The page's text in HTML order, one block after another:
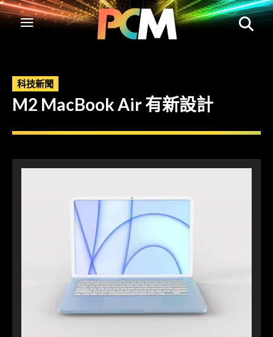
科技新聞
M2 MacBook Air 有新設計